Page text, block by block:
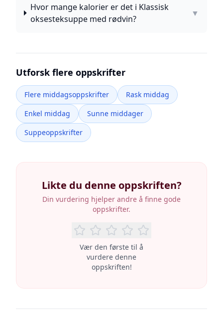
Hvor mange kalorier er det i Klassisk
oksesteksuppe med rødvin?
▼
Utforsk flere oppskrifter
Flere middagsoppskrifter
Rask middag
Enkel middag
Sunne middager
Suppeoppskrifter
Likte du denne oppskriften?
Din vurdering hjelper andre å finne gode
oppskrifter.
Vær den første til å
vurdere denne
oppskriften!